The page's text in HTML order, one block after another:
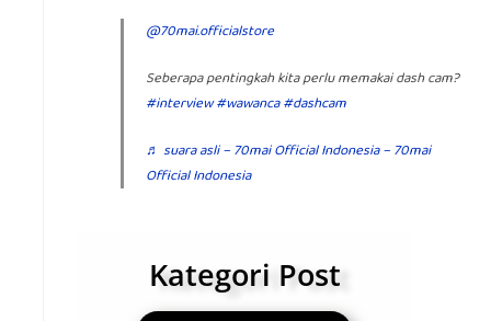
@70mai.officialstore
Seberapa pentingkah kita perlu memakai dash cam?
#interview#wawanca#dashcam
♬ suara asli – 70mai Official Indonesia – 70mai
Official Indonesia
Kategori Post